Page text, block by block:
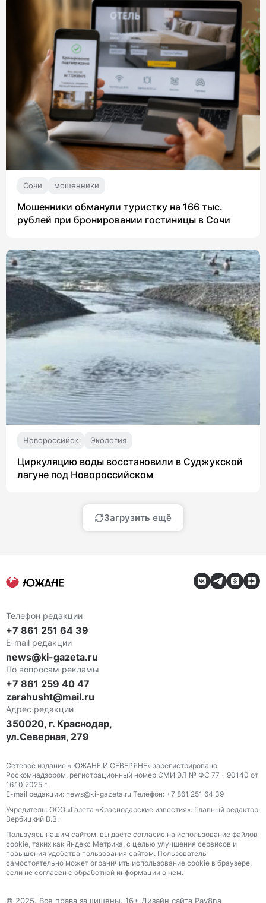
Сочи мошенники
Мошенники обманули туристку на 166 тыс.
рублей при бронировании гостиницы в Сочи
Новороссийск Экология
Циркуляцию воды восстановили в Суджукской
лагуне под Новороссийском
Загрузить ещё
Телефон редакции
+7 861 251 64 39
E-mail редакции
news@ki-gazeta.ru
По вопросам рекламы
+7 861 259 40 47
zarahusht@mail.ru
Адрес редакции
350020, г. Краснодар,
ул.Северная, 279
Сетевое издание « ЮЖАНЕ И СЕВЕРЯНЕ» зарегистрировано
Роскомнадзором, регистрационный номер СМИ ЭЛ № ФС 77 - 90140 от
16.10.2025 г.
E-mail редакции: news@ki-gazeta.ru Телефон: +7 861 251 64 39
Учредитель: ООО «Газета «Краснодарские известия». Главный редактор:
Вербицкий В.В.
Пользуясь нашим сайтом, вы даете согласие на использование файлов
сооkіе, таких как Яндекс Метрика, с целью улучшения сервисов и
повышения удобства пользования сайтом. Пользователь
самостоятельно может ограничить использование сооkіе в браузере,
если не согласен с обработкой информации о нем.
© 2025. Все права защищены. 16+ Дизайн сайта Pav8na